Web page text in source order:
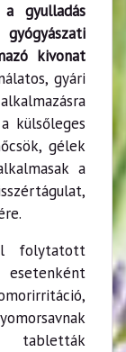
gyulladás
gyógyászati
kivonat
gyári
külsőleges
gélek
a
folytatott
tabletták